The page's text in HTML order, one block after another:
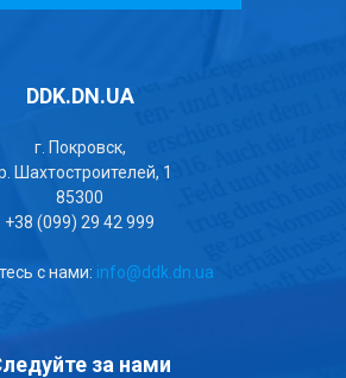
DDK.DN.UA
г. Покровск,
Шахтостроителей, 1
85300
+38 (099) 29 42 999
с нами: info@ddk.dn.ua
за нами